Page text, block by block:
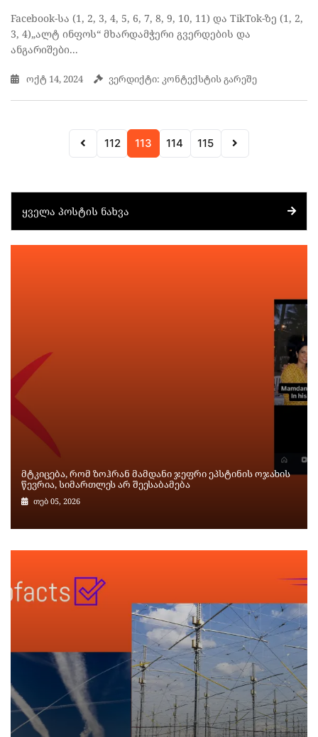
Facebook-სა (1, 2, 3, 4, 5, 6, 7, 8, 9, 10, 11) და TikTok-ზე (1, 2,
3, 4)„ალტ ინფოს“ მხარდამჭერი გვერდების და
ანგარიშები...
ოქტ 14, 2024 ვერდიქტი: კონტექსტის გარეშე
112 113 114 115
ᲧᲕᲔᲚᲐ ᲞᲝᲡᲢᲘᲡ ᲜᲐᲮᲕᲐ
მტკიცება, რომ ზოჰრან მამდანი ჯეფრი ეპსტინის ოჯახის
წევრია, სიმართლეს არ შეესაბამება
თებ 05, 2026